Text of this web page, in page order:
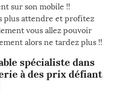
sur son mobile !!
plus attendre et profitez
vous allez pouvoir
alors ne tardez plus !!
spécialiste dans
à des prix défiant